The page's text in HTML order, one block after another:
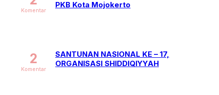
PKB Kota Mojokerto
Komentar
SANTUNAN NASIONAL KE – 17,
ORGANISASI SHIDDIQIYYAH
2
Komentar